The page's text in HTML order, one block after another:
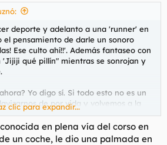
deporte y adelanto a una 'runner' en
el pensamiento de darle un sonoro
Ese culto ahí!!'. Además fantaseo con
qué pillín" mientras se sonrojan y
Yo digo sí. Si todo esto no es un
de por vida y volvemos a la
un efecto rebote de dimensiones
oportunidades para los de siempre,
clic para expandir...
en plena vía del corso en
un coche, le dio una palmada en